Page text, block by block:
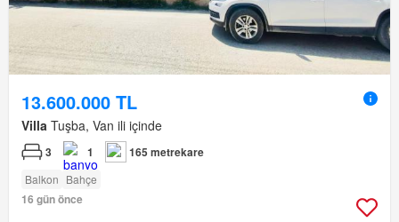
13.600.000 TL
Villa Tuşba, Van ili içinde
3 1 165 metrekare
Balkon Bahçe
16 gün önce